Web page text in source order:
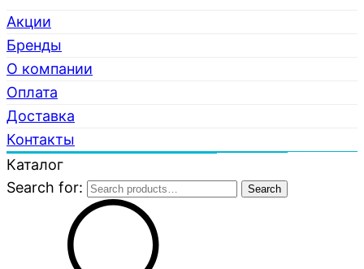
Акции
Бренды
О компании
Оплата
Доставка
Контакты
Каталог
Search for:
Search